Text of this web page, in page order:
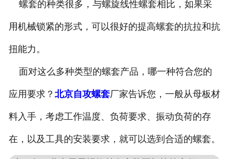
螺套的种类很多，与螺旋线性螺套相比，如果采
用机械锁紧的形式，可以很好的提高螺套的抗拉和抗
扭能力。
面对这么多种类型的螺套产品，哪一种符合您的
应用要求？ 北京自攻螺套厂家告诉您，一般从母板材
料入手，考虑工作温度、负荷要求、振动负荷的存
在，以及工具的安装要求，就可以选到合适的螺套。